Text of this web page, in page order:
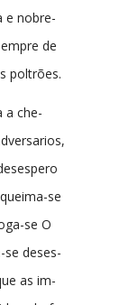
e nobre-
de
poltrões.
a che-
se
se O
deses-
as im-